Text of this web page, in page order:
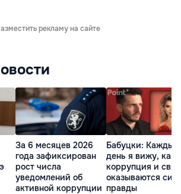
рекламу на сайте
За 6 месяцев 2026
года зафиксирован
рост числа
уведомлений об
активной коррупции
Бабуцки: Каждый
день я вижу, как
коррупция и
оказываются
правды